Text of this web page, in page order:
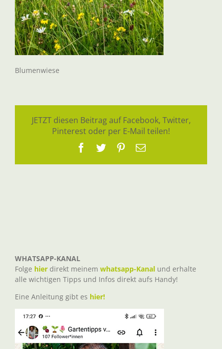
Blumenwiese
JETZT diesen Beitrag auf Facebook, Twitter,
Pinterest oder per E-Mail teilen!
Facebook
TwitterPinterest
E-
WHATSAPP-KANAL
Folge hier direkt meinem whatsapp-Kanal und erhalte
alle wichtigen Tipps und Infos direkt aufs Handy!
Eine Anleitung gibt es hier!